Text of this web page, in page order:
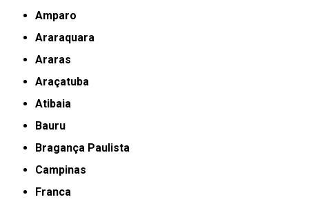
Amparo
Araraquara
Araras
Araçatuba
Atibaia
Bauru
Bragança Paulista
Campinas
Franca